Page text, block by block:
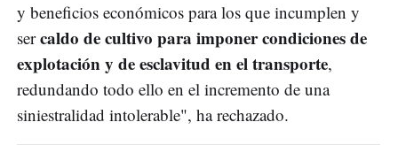
y beneficios económicos para los que incumplen y
sercaldo de cultivo para imponer condiciones de
explotación y de esclavitud en el transporte,
redundando todo ello en el incremento de una
siniestralidad intolerable", ha rechazado.